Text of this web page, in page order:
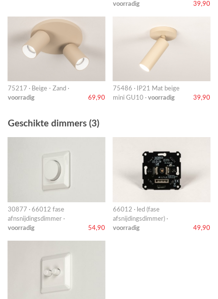
voorradig 39,90
75217 · Beige - Zand ·
voorradig
69,90
75486 · IP21 Mat beige
mini GU10 · voorradig 39,90
Geschikte dimmers (3)
30877 · 66012 fase
afnsnijdingsdimmer ·
voorradig
54,90
66012 · led (fase
afsnijdingsdimmer) ·
voorradig
49,90